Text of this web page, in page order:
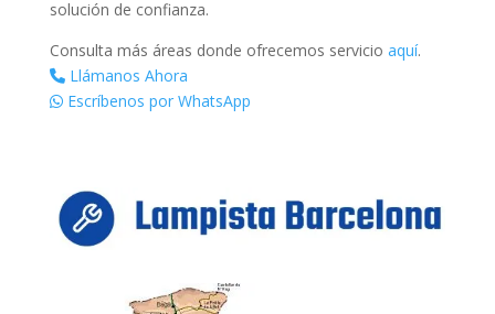
solución de confianza.
Consulta más áreas donde ofrecemos servicio aquí.
Llámanos Ahora
Escríbenos por WhatsApp